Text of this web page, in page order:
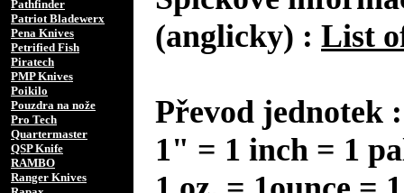
Pathfinder
Patriot Bladewerx
Pena Knives
Petrified Fish
Piratech
PMP Knives
Poikilo
Pouzdra na nože
Pro Tech
Quartermaster
QSP Knife
RAMBO
Ranger Knives
(anglicky) : List
Převod jednotek :
1" = 1 inch = 1